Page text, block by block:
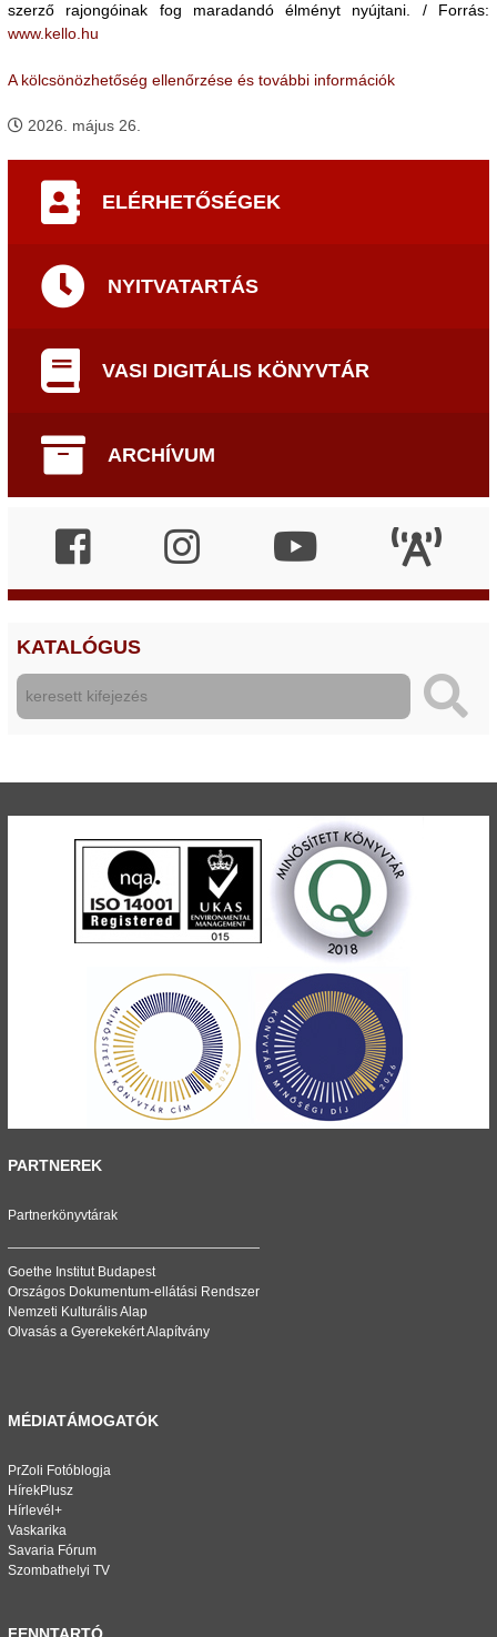
szerző rajongóinak fog maradandó élményt nyújtani. / Forrás:
www.kello.hu
A kölcsönözhetőség ellenőrzése és további információk
2026. május 26.
ELÉRHETŐSÉGEK
NYITVATARTÁS
VASI DIGITÁLIS KÖNYVTÁR
ARCHÍVUM
KATALÓGUS
PARTNEREK
Partnerkönyvtárak
Goethe Institut Budapest
Országos Dokumentum-ellátási Rendszer
Nemzeti Kulturális Alap
Olvasás a Gyerekekért Alapítvány
MÉDIATÁMOGATÓK
PrZoli Fotóblogja
HírekPlusz
Hírlevél+
Vaskarika
Savaria Fórum
Szombathelyi TV